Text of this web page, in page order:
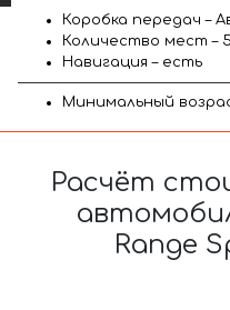
Коробка передач –
Количество мест – 5
Навигация – есть
Минимальный
Расчёт
Range